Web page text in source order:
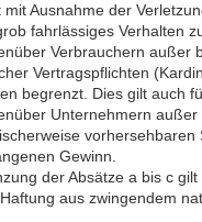
Ausnahme der
fahrlässiges Verhalten
Verbrauchern außer
Vertragspflichten
begrenzt. Dies gilt auch
Unternehmern
Gewinn.
der Absätze a bis c
aus zwingendem